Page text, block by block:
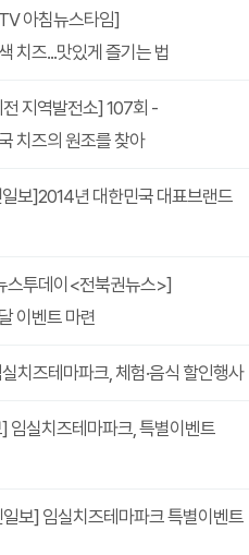
아침뉴스타임]
치즈...맛있게 즐기는 법
지역발전소] 107회 -
치즈의 원조를 찾아
보]2014년 대한민국 대표브랜드
투데이<전북권뉴스>]
이벤트 마련
치즈테마파크, 체험·음식 할인행사
임실치즈테마파크, 특별이벤트
보] 임실치즈테마파크 특별이벤트